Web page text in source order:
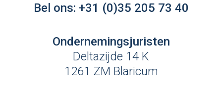
Bel ons: +31 (0)35 205 73 40
Ondernemingsjuristen
Deltazijde 14 K
1261 ZM Blaricum